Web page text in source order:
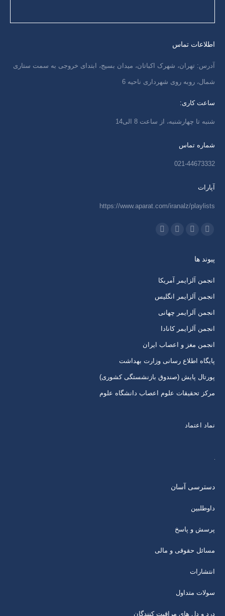
اطلاعات تماس
آدرس: تهران، شهرک اکباتان، میدان بسیج، ابتدای خروجی به سمت ستاری
شمال، روبه روی شهرداری ناحیه 6
ساعت کاری:
شنبه تا چهارشنبه، از ساعت 8 الی14
شماره تماس
021-44673332
آپارات
https://www.aparat.com/iranalz/playlists
ما را دنبال کنید در:
کردن
پنجره
جدید
پنجره
جدید
پنجره
جدید
پنجره
جدید
پیوند ها
انجمن آلزایمر آمریکا
انجمن آلزایمر انگلیس
انجمن آلرایمر چهانی
انجمن آلزایمر کانادا
انجمن مغز و اعصاب ایران
پایگاه اطلاع رسانی وزارت بهداشت
پورتال پایش (صندوق بازنشستگی کشوری)
مرکز تحقیقات علوم اعصاب دانشگاه علوم
نماد اعتماد
دسترسی آسان
داوطلبین
پرسش و پاسخ
مسائل حقوقی و مالی
انتشارات
سولات متداول
درد و دل های مراقبت کنندگان